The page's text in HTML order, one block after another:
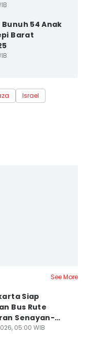
54 Anak
Barat
Israel
See More
Siap
Bus Rute
Senayan-
CFD
05:00 WIB